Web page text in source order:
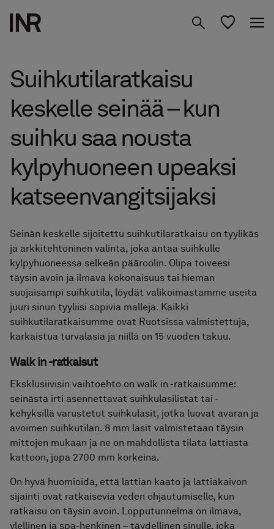
Tuotteet
Suihkuseinät
Kylpyhuone­kalusteet
Säilytys
Hanat & tarvikkeet
Pyyhekuivaimet
Graniittikeramiikka
Inspiraatio
Suunnittele
kylpyhuoneesi
01 Löydä Moodisi
02 Suunnittele Studiossa
03 Siirry jälleenmyyjälle
Tietoa meistä
Studio
Etsi jälleenmyyjä
Suihkutilaratkaisu
keskelle seinää – kun
suihku saa nousta
kylpyhuoneen upeaksi
katseenvangitsijaksi
Seinän keskelle sijoitettu suihkutilaratkaisu on tyylikäs
ja arkkitehtoninen valinta, joka antaa suihkulle
kylpyhuoneessa selkeän pääroolin. Olipa toiveesi
täysin avoin ja ilmava kokonaisuus tai hieman
suojaisampi suihkutila, löydät valikoimastamme useita
juuri sinun tyyliisi sopivia malleja. Kaikki
suihkutilaratkaisumme ovat Ruotsissa valmistettuja,
karkaistua turvalasia ja niillä on 15 vuoden takuu.
Walk in -ratkaisut
Eksklusiivisin vaihtoehto on walk in -ratkaisumme:
seinästä irti asennettavat suihkulasilistat tai -
kehyksillä varustetut suihkulasit, jotka luovat avaran ja
avoimen suihkutilan. 8 mm lasit valmistetaan täysin
mittojen mukaan ja ne on mahdollista tilata lattiasta
kattoon, jopa 2700 mm korkeina.
On hyvä huomioida, että lattian kaato ja lattiakaivon
sijainti ovat ratkaisevia veden ohjautumiselle, kun
ratkaisu on täysin avoin. Lopputunnelma on ilmava,
ylellinen ja spa-henkinen – täydellinen sinulle, joka